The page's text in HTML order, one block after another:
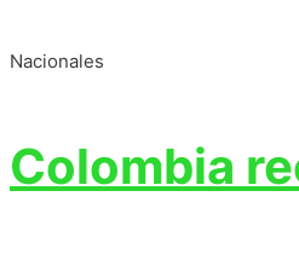
Nacionales
Colombia